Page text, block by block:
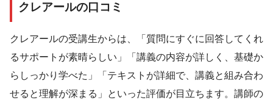
クレアールの口コミ
クレアールの受講生からは、「質問にすぐに回答してくれ
るサポートが素晴らしい」「講義の内容が詳しく、基礎か
らしっかり学べた」「テキストが詳細で、講義と組み合わ
せると理解が深まる」といった評価が目立ちます。講師の